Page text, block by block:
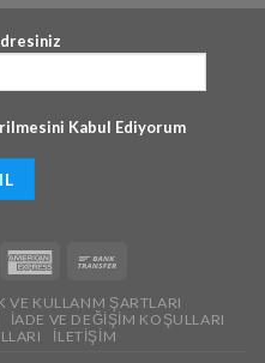
Kabul Ediyorum
VE KULLANM ŞARTLARI
İADE VE DEĞIŞIM KOŞULLARI
İLETIŞIM